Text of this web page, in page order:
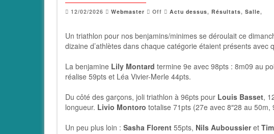
12/02/2026 Webmaster Off Actu dessus, Résultats, Salle,
Un triathlon pour nos benjamins/minimes se déroulait ce
dizaine d’athlètes dans chaque catégorie étaient présents avec
La benjamine Lily Montard termine 9e avec 98pts : 8m09 au
réalise 59pts et Léa Vivier-Merle 44pts.
Du côté des garçons, joli triathlon à 96pts pour Louis Basset,
longueur. Livio Montoro totalise 71pts (27e avec 8″28 au
Un peu plus loin : Sasha Florent 55pts, Nils Auboussieret